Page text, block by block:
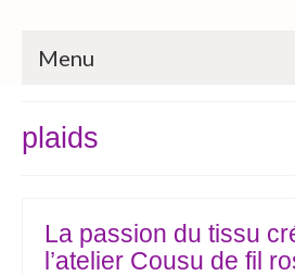
Menu
plaids
La passion du tissu
l’atelier Cousu de fil